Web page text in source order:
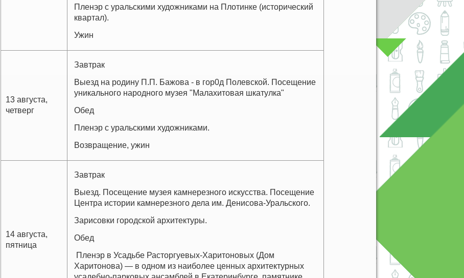
Пленэр с уральскими художниками на Плотинке (исторический
квартал).
Ужин
13 августа,
четверг
Завтрак
Выезд на родину П.П. Бажова - в гор0д Полевской. Посещение
уникального народного музея "Малахитовая шкатулка"
Обед
Пленэр с уральскими художниками.
Возвращение, ужин
14 августа,
пятница
Завтрак
Выезд. Посещение музея камнерезного искусства. Посещение
Центра истории камнерезного дела им. Денисова-Уральского.
Зарисовки городской архитектуры.
Обед
Пленэр в Усадьбе Расторгуевых-Харитоновых (Дом
Харитонова) — в одном из наиболее ценных архитектурных